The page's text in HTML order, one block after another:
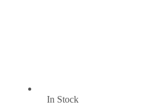
In Stock